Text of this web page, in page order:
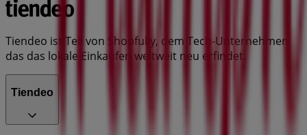
Tiendeo ist Teil von Shopfully, dem Tech-Unternehmen,
das das lokale Einkaufen weltweit neu erfindet.
Tiendeo